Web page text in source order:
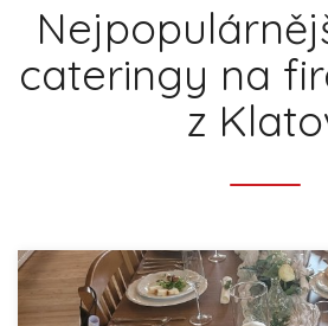
cateringy na
z